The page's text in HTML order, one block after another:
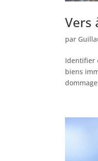
Vers
par
Identifier
biens